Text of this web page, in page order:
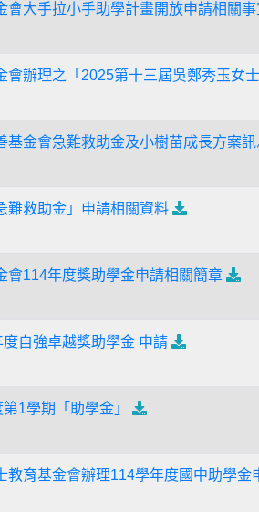
會大手拉小手助學計畫開放申請相關
會辦理之「2025第十三屆吳鄭秀玉女
基金會急難救助金及小樹苗成長方案訊
難救助金」申請相關資料
會114年度獎助學金申請相關簡章
自強卓越獎助學金 申請
1學期「助學金」
教育基金會辦理114學年度國中助學金